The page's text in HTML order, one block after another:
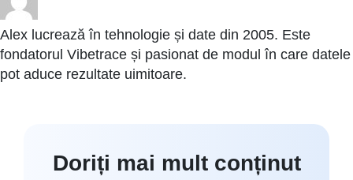
Alex lucrează în tehnologie și date din 2005. Este
fondatorul Vibetrace și pasionat de modul în care datele
pot aduce rezultate uimitoare.
Doriți mai mult conținut